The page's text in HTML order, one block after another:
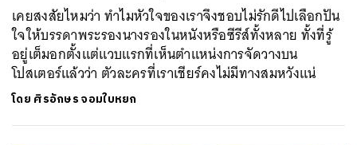
เคยสงสัยไหมว่า ทำไมหัวใจของเราจึงชอบไม่รักดีไปเลือกปัน
ใจให้บรรดาพระรองนางรองในหนังหรือซีรีส์ทั้งหลาย ทั้งที่รู้
อยู่เต็มอกตั้งแต่แวบแรกที่เห็นตำแหน่งการจัดวางบน
โปสเตอร์แล้วว่า ตัวละครที่เราเชียร์คงไม่มีทางสมหวังแน่
โดย ศิรอักษร จอมใบหยก